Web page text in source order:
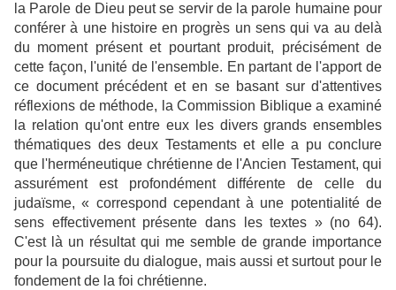
la Parole de Dieu peut se servir de la parole humaine pour
conférer à une histoire en progrès un sens qui va au delà
du moment présent et pourtant produit, précisément de
cette façon, l'unité de l'ensemble. En partant de l'apport de
ce document précédent et en se basant sur d'attentives
réflexions de méthode, la Commission Biblique a examiné
la relation qu'ont entre eux les divers grands ensembles
thématiques des deux Testaments et elle a pu conclure
que l'herméneutique chrétienne de l'Ancien Testament, qui
assurément est profondément différente de celle du
judaïsme, « correspond cependant à une potentialité de
sens effectivement présente dans les textes » (no 64).
C'est là un résultat qui me semble de grande importance
pour la poursuite du dialogue, mais aussi et surtout pour le
fondement de la foi chrétienne.